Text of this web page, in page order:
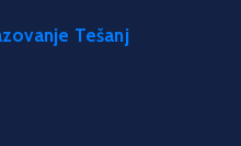
Tešanj